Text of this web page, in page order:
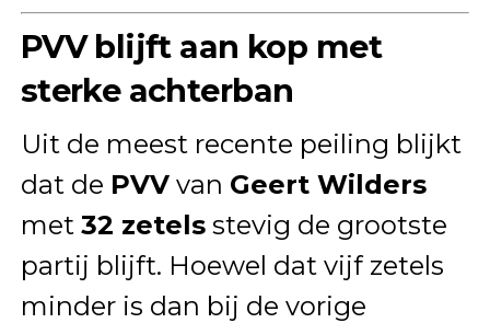
PVV blijft aan kop met
sterke achterban
Uit de meest recente peiling blijkt
dat de PVVvan Geert Wilders
met 32 zetelsstevig de grootste
partij blijft. Hoewel dat vijf zetels
minder is dan bij de vorige